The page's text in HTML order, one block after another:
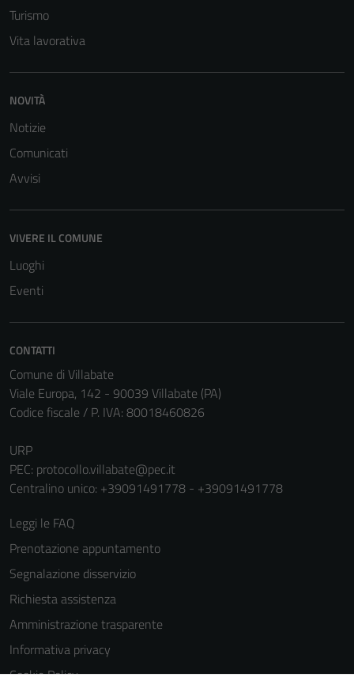
Turismo
Vita lavorativa
NOVITÀ
Notizie
Comunicati
Avvisi
VIVERE IL COMUNE
Luoghi
Eventi
CONTATTI
Comune di Villabate
Viale Europa, 142 - 90039 Villabate (PA)
Codice fiscale / P. IVA: 80018460826
URP
PEC: protocollo.villabate@pec.it
Centralino unico: +39091491778 - +39091491778
Leggi le FAQ
Prenotazione appuntamento
Segnalazione disservizio
Richiesta assistenza
Amministrazione trasparente
Informativa privacy
Cookie Policy
funzionamento
non raccolgono